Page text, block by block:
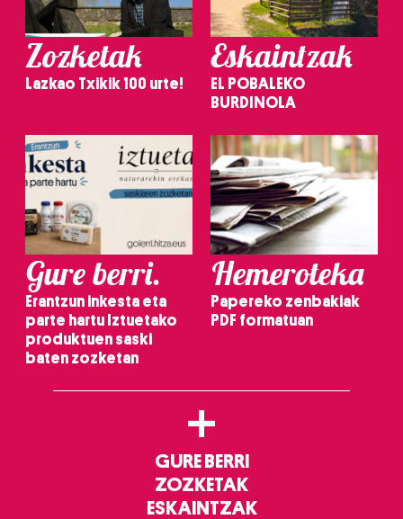
Zozketak
Lazkao Txikik 100 urte!
Eskaintzak
EL POBALEKO
BURDINOLA
Gure berri.
Erantzun inkesta eta
parte hartu Iztuetako
produktuen saski
baten zozketan
Hemeroteka
Papereko zenbakiak
PDF formatuan
+
GURE BERRI
ZOZKETAK
ESKAINTZAK